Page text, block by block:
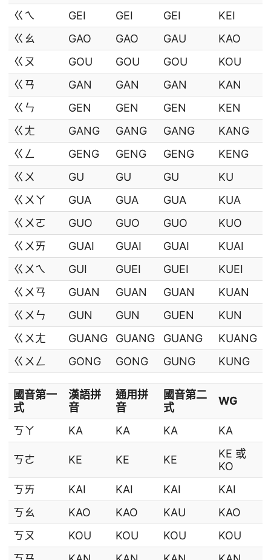
ㄍㄟ
GEI GEI GEI
KEI
ㄍㄠ
GAO GAO GAU
KAO
ㄍㄡ
GOU GOU GOU
KOU
ㄍㄢ
GAN GAN GAN
KAN
ㄍㄣ
GEN GEN GEN
KEN
ㄍㄤ
GANG GANG GANG
KANG
ㄍㄥ
GENG GENG GENG
KENG
ㄍㄨ
GU GU GU
KU
ㄍㄨㄚ
GUA GUA GUA
KUA
ㄍㄨㄛ
GUO GUO GUO
KUO
ㄍㄨㄞ
GUAI GUAI GUAI
KUAI
ㄍㄨㄟ
GUI GUEI GUEI
KUEI
ㄍㄨㄢ
GUAN GUAN GUAN
KUAN
ㄍㄨㄣ
GUN GUN GUEN
KUN
ㄍㄨㄤ
GUANG GUANG GUANG
KUANG
ㄍㄨㄥ
GONG GONG GUNG KUNG
國音第一
式
漢語拼
音
通用拼
音
國音第二
式
WG
ㄎㄚ KA KA KA KA
ㄎㄜ KE KE KE
KE 或
KO
ㄎㄞ
KAI KAI KAI
KAI
ㄎㄠ
KAO KAO KAU
KAO
ㄎㄡ
KOU KOU KOU
KOU